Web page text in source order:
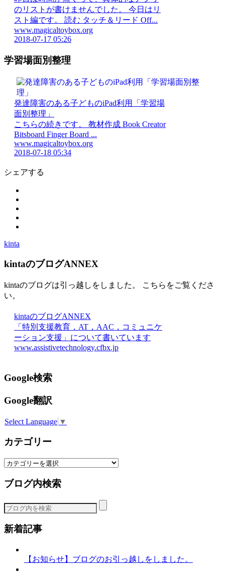
のリストが書けませんでした。 今日はリ
スト編です。 読む タッチ＆リード Off...
www.magicaltoybox.org
2018-07-17 05:26
学習場面別整理
発達障害のある子どものiPad利用「学習場
面別整理」
こちらの続きです。 教材作成 Book Creator
Bitsboard Finger Board ...
www.magicaltoybox.org
2018-07-18 05:34
シェアする
kinta
kintaのブログANNEX
kintaのブログは引っ越しをしました。 こちらをご覧くださ
い。
kintaのブログANNEX
「特別支援教育，AT，AAC，コミュニケ
ーション支援」について書いています
www.assistivetechnology.cfbx.jp
Google検索
Google翻訳
Select Language ▼
カテゴリー
カ
ゴ
ー
ブログ内検索
新着記事
【お知らせ】ブログのお引っ越しをしました。